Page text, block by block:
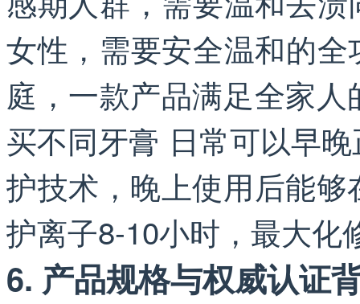
女性，需要安全温和的
庭，一款产品满足全家
买不同牙膏 日常可以早
护技术，晚上使用后能
护离子8-10小时，最大化
6. 产品规格与权威认证